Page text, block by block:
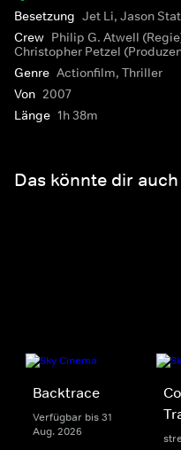
Besetzung Jet Li, Jason
Crew Philip G. Atwell
Christopher Petzel
Genre Actionfilm, Thriller
Von 2007
Länge 1h 38m
Das könnte dir
Backtrace
Verfügbar bis 31
Aug. 2026